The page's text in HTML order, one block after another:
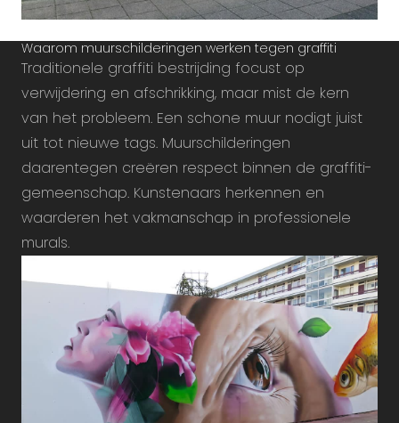
Waarom muurschilderingen werken tegen graffiti
Traditionele graffiti bestrijding focust op
verwijdering en afschrikking, maar mist de kern
van het probleem. Een schone muur nodigt juist
uit tot nieuwe tags. Muurschilderingen
daarentegen creëren respect binnen de graffiti-
gemeenschap. Kunstenaars herkennen en
waarderen het vakmanschap in professionele
murals.